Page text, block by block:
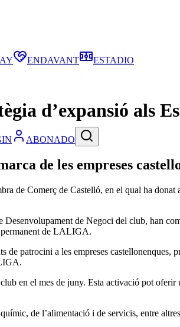
ABONADO
ENDAVANT ESTADIO
d’expansió als
de les empreses
de Comerç de Castelló, en el qual ha
de Negoci del club, han
permanent de LALIGA.
patrocini a les empreses
en el mes de juny. Esta activació pot
de l’alimentació i de servicis, entre